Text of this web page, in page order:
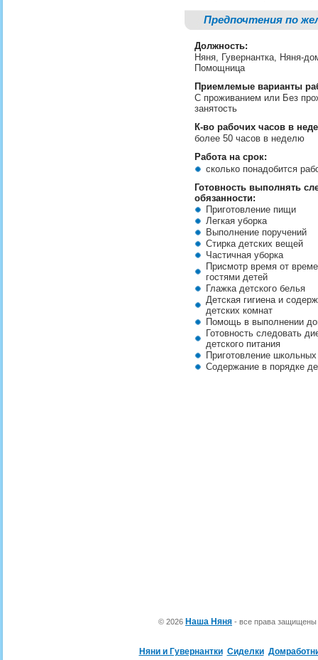
Предпочтения по
Должность:
Няня, Гувернантка, Няня-
Помощница
Приемлемые варианты
С проживанием или Без
занятость
К-во рабочих часов в
более 50 часов в неделю
Работа на срок:
сколько понадобится
Готовность выполнять
обязанности:
Приготовление пищи
Легкая уборка
Выполнение поручений
Стирка детских вещей
Частичная уборка
Присмотр время от
гостями детей
Глажка детского белья
Детская гигиена и
детских комнат
Помощь в выполнении
Готовность следовать
детского питания
Приготовление
Содержание в порядке
© 2026 Наша Няня - все права
Няни и Гувернантки Сиделки